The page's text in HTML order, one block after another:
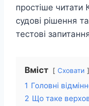
простіше читати
судові рішення
тестові
Вміст Сховати
1 Головні
2 Що таке